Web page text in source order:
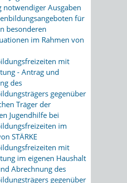
notwendiger Ausgaben
für
besonderen
im Rahmen von
mit
- Antrag und
des
gegenüber
Träger der
Jugendhilfe bei
im
STÄRKE
mit
im eigenen Haushalt
Abrechnung des
gegenüber